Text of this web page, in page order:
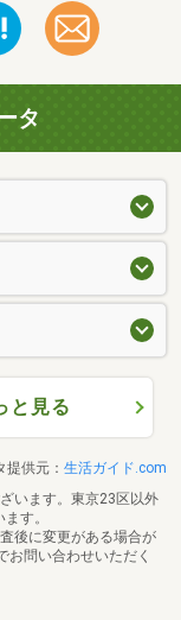
タ
と見る
提供元： 生活ガイド.com
います。東京23区以外
す。
後に変更がある場合が
お問い合わせいただく